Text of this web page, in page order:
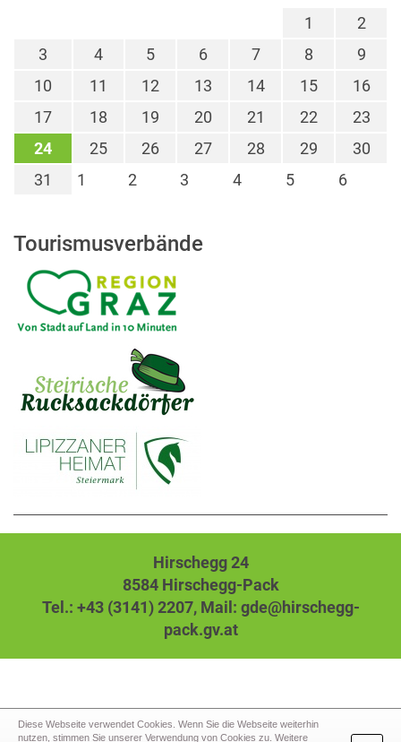
Diese Webseite verwendet Cookies. Wenn Sie die Webseite weiterhin
nutzen, stimmen Sie unserer Verwendung von Cookies zu. Weitere
1
2
3
4 5 6 7 8
9
10
11 12 13 14 15
16
17
18 19 20 21 22
23
24
25 26 27 28 29
30
31
1 2 3 4 5 6
Tourismusverbände
Hirschegg 24
8584 Hirschegg-Pack
Tel.: +43 (3141) 2207, Mail: gde@hirschegg-
pack.gv.at